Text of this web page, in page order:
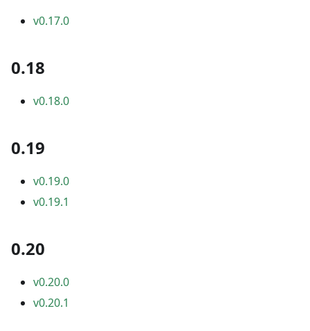
v0.17.0
0.18
v0.18.0
0.19
v0.19.0
v0.19.1
0.20
v0.20.0
v0.20.1